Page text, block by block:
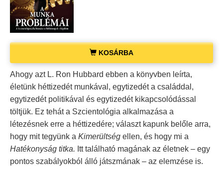
KOSÁRBA
Ahogy azt L. Ron Hubbard ebben a könyvben leírta,
életünk héttizedét munkával, egytizedét a családdal,
egytizedét politikával és egytizedét kikapcsolódással
töltjük. Ez tehát a Szcientológia alkalmazása a
létezésnek erre a héttizedére; választ kapunk belőle arra,
hogy mit tegyünk a Kimerültség ellen, és hogy mi a
Hatékonyság titka. Itt található magának az életnek – egy
pontos szabályokból álló játszmának – az elemzése is.